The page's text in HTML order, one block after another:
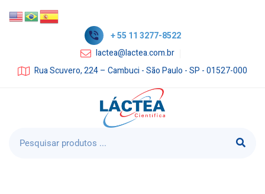
+ 55 11 3277-8522
lactea@lactea.com.br
Rua Scuvero, 224 – Cambuci - São Paulo - SP - 01527-000